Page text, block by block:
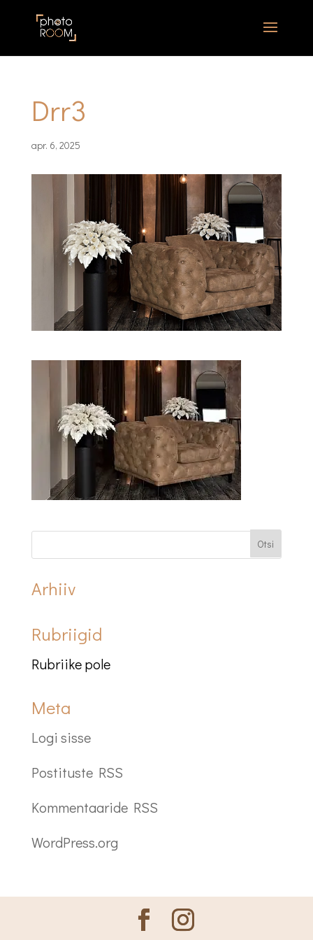
Drr3
apr. 6, 2025
Arhiiv
Rubriigid
Rubriike pole
Meta
Logi sisse
Postituste RSS
Kommentaaride RSS
WordPress.org